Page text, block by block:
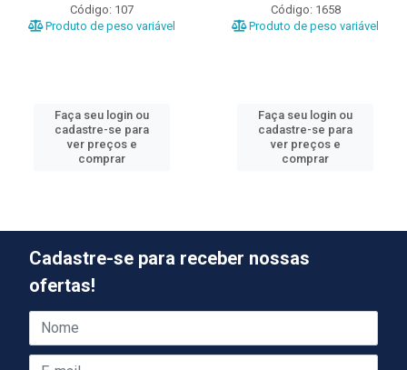
Código: 107
Produto de peso variável
Faça seu login ou
cadastre-se para
ver preços e
comprar
Código: 1658
Produto de peso variável
Faça seu login ou
cadastre-se para
ver preços e
comprar
Cadastre-se para receber nossas
ofertas!